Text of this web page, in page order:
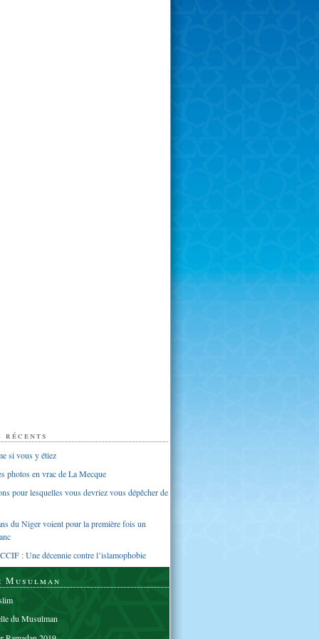
si vous y étiez
photos en vrac de La Mecque
pour lesquelles vous devriez vous dépêcher de
du Niger voient pour la première fois un
: Une décennie contre l’islamophobie
Musulman
du Musulman